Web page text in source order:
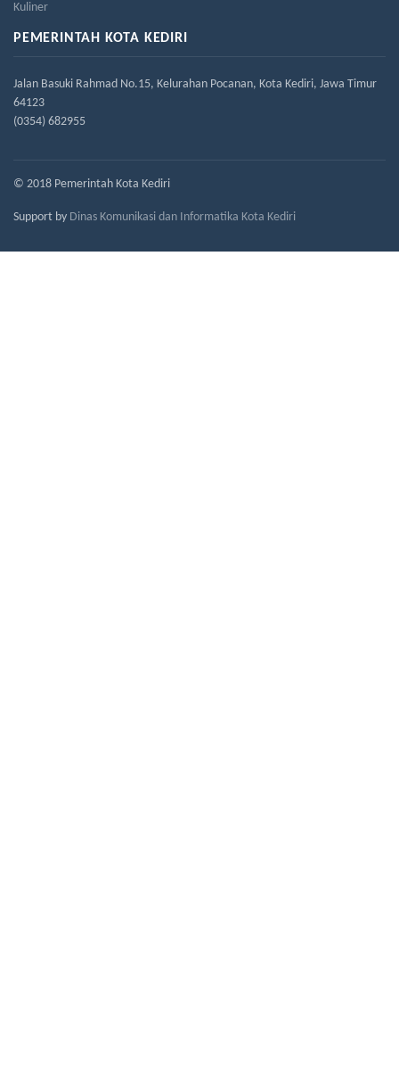
Kuliner
PEMERINTAH KOTA KEDIRI
Jalan Basuki Rahmad No.15, Kelurahan Pocanan, Kota Kediri, Jawa Timur
64123
(0354) 682955
© 2018 Pemerintah Kota Kediri
Support by Dinas Komunikasi dan Informatika Kota Kediri